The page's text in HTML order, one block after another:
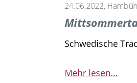
24.06.2022,
Schwedische
Mehr lesen...